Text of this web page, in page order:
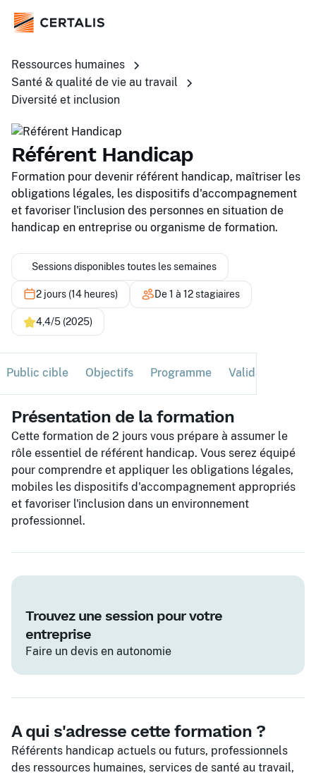
Ressources humaines
Santé & qualité de vie au travail
Diversité et inclusion
Référent Handicap
Formation pour devenir référent handicap, maîtriser les
obligations légales, les dispositifs d'accompagnement
et favoriser l'inclusion des personnes en situation de
handicap en entreprise ou organisme de formation.
Sessions disponibles toutes les semaines
2 jours (14 heures) De 1 à 12 stagiaires
4,4/5 (2025)
Public cible Objectifs Programme Validation
Présentation de la formation
Cette formation de 2 jours vous prépare à assumer le
rôle essentiel de référent handicap. Vous serez équipé
pour comprendre et appliquer les obligations légales,
mobiles les dispositifs d'accompagnement appropriés
et favoriser l'inclusion dans un environnement
professionnel.
Trouvez une session pour votre
entreprise
Faire un devis en autonomie
A qui s'adresse cette formation ?
Référents handicap actuels ou futurs, professionnels
des ressources humaines, services de santé au travail,